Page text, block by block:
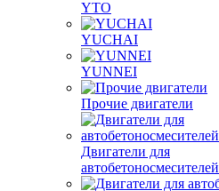
YTO
YUCHAI
YUNNEI
Прочие двигатели
Двигатели для
автобетоносмесителей